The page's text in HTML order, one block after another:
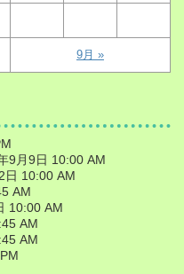
9月 »
9月9日 10:00 AM
日 10:00 AM
AM
10:00 AM
AM
AM